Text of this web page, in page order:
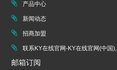
产品中心
新闻动态
招商加盟
联系KY在线官网-KY在线官网(中国),
邮箱订阅